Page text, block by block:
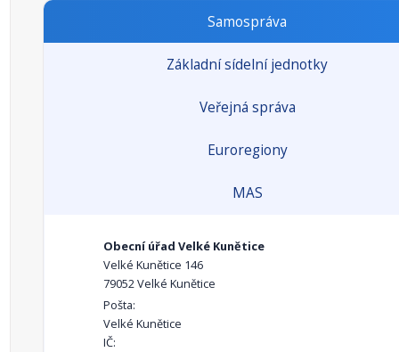
Samospráva
Základní sídelní jednotky
Veřejná správa
Euroregiony
MAS
Obecní úřad Velké Kunětice
Velké Kunětice 146
79052 Velké Kunětice
Pošta:
Velké Kunětice
IČ: